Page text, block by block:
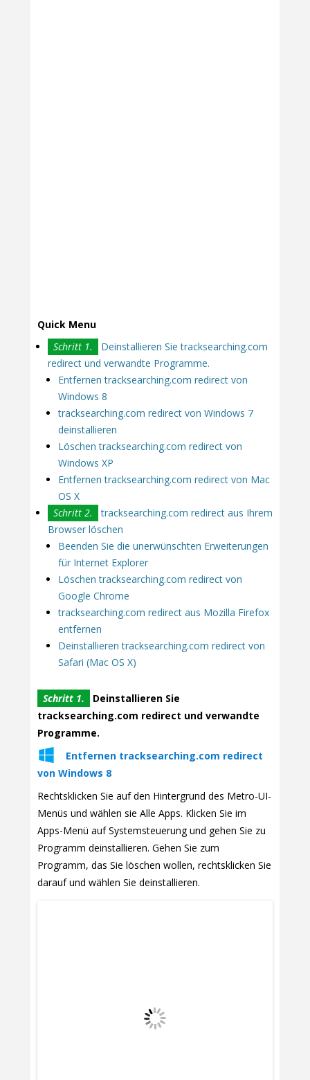
Quick Menu
Schritt 1.
Deinstallieren Sie tracksearching.com
redirect und verwandte Programme.
Entfernen tracksearching.com redirect von
Windows 8
tracksearching.com redirect von Windows 7
deinstallieren
Löschen tracksearching.com redirect von
Windows XP
Entfernen tracksearching.com redirect von Mac
OS X
Schritt 2.
tracksearching.com redirect aus Ihrem
Browser löschen
Beenden Sie die unerwünschten Erweiterungen
für Internet Explorer
Löschen tracksearching.com redirect von
Google Chrome
tracksearching.com redirect aus Mozilla Firefox
entfernen
Deinstallieren tracksearching.com redirect von
Safari (Mac OS X)
Schritt 1.
Deinstallieren Sie
tracksearching.com redirect und verwandte
Programme.
Entfernen tracksearching.com redirect
von Windows 8
Rechtsklicken Sie auf den Hintergrund des Metro-UI-
Menüs und wählen sie Alle Apps. Klicken Sie im
Apps-Menü auf Systemsteuerung und gehen Sie zu
Programm deinstallieren. Gehen Sie zum
Programm, das Sie löschen wollen, rechtsklicken Sie
darauf und wählen Sie deinstallieren.